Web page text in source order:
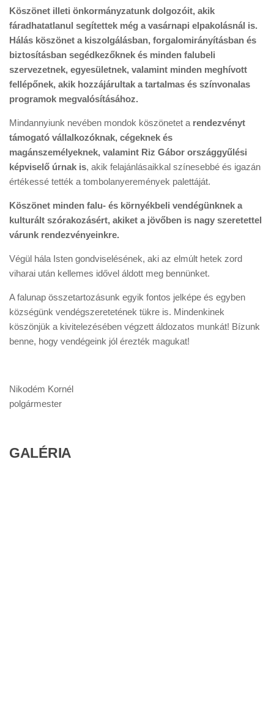
Köszönet illeti önkormányzatunk dolgozóit, akik
fáradhatatlanul segítettek még a vasárnapi elpakolásnál is.
Hálás köszönet a kiszolgálásban, forgalomirányításban és
biztosításban segédkezőknek és minden falubeli
szervezetnek, egyesületnek, valamint minden meghívott
fellépőnek, akik hozzájárultak a tartalmas és színvonalas
programok megvalósításához.
Mindannyiunk nevében mondok köszönetet a rendezvényt
támogató vállalkozóknak, cégeknek és
magánszemélyeknek, valamint Riz Gábor országgyűlési
képviselő úrnak is, akik felajánlásaikkal színesebbé és igazán
értékessé tették a tombolanyeremények palettáját.
Köszönet minden falu- és környékbeli vendégünknek a
kulturált szórakozásért, akiket a jövőben is nagy szeretettel
várunk rendezvényeinkre.
Végül hála Isten gondviselésének, aki az elmúlt hetek zord
viharai után kellemes idővel áldott meg bennünket.
A falunap összetartozásunk egyik fontos jelképe és egyben
községünk vendégszeretetének tükre is. Mindenkinek
köszönjük a kivitelezésében végzett áldozatos munkát! Bízunk
benne, hogy vendégeink jól érezték magukat!
Nikodém Kornél
polgármester
GALÉRIA